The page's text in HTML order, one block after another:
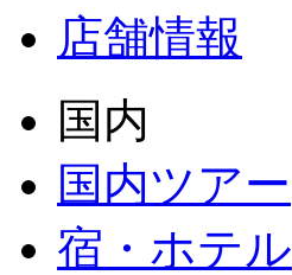
店舗情報
国内
国内ツアー
宿・ホテル